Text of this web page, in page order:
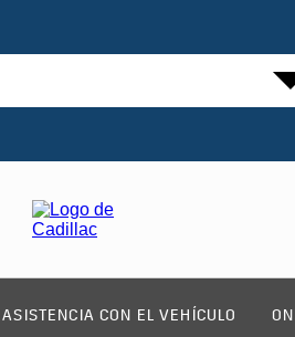
ASISTENCIA CON EL VEHÍCULO